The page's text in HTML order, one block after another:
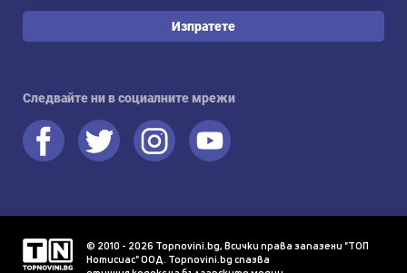
Изпратете
Следвайте ни в социалните мрежи
© 2010 - 2026 Topnovini.bg, Всички права запазени "ТОП
Нотисиас" ООД. Topnovini.bg спазва